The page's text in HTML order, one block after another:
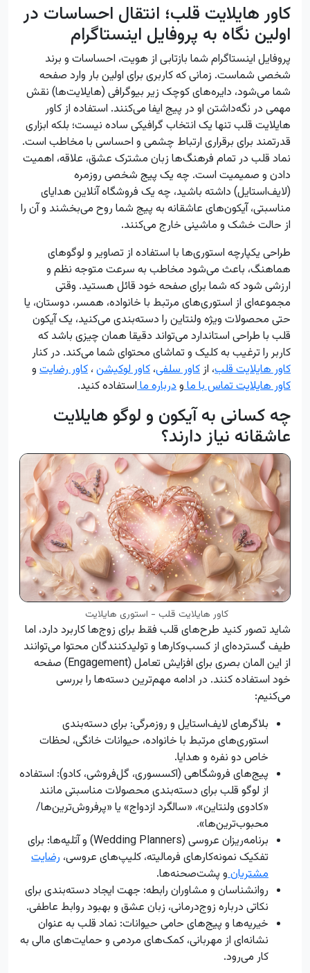
کاور هایلایت قلب؛ انتقال احساسات در
اولین نگاه به پروفایل اینستاگرام
پروفایل اینستاگرام شما بازتابی از هویت، احساسات و برند
شخصی شماست. زمانی که کاربری برای اولین بار وارد صفحه
شما می‌شود، دایره‌های کوچک زیر بیوگرافی (هایلایت‌ها) نقش
مهمی در نگه‌داشتن او در پیج ایفا می‌کنند. استفاده از کاور
هایلایت قلب تنها یک انتخاب گرافیکی ساده نیست؛ بلکه ابزاری
قدرتمند برای برقراری ارتباط چشمی و احساسی با مخاطب است.
نماد قلب در تمام فرهنگ‌ها زبان مشترک عشق، علاقه، اهمیت
دادن و صمیمیت است. چه یک پیج شخصی روزمره
(لایف‌استایل) داشته باشید، چه یک فروشگاه آنلاین هدایای
مناسبتی، آیکون‌های عاشقانه به پیج شما روح می‌بخشند و آن را
از حالت خشک و ماشینی خارج می‌کنند.
طراحی یکپارچه استوری‌ها با استفاده از تصاویر و لوگوهای
هماهنگ، باعث می‌شود مخاطب به سرعت متوجه نظم و
ارزشی شود که شما برای صفحه خود قائل هستید. وقتی
مجموعه‌ای از استوری‌های مرتبط با خانواده، همسر، دوستان، یا
حتی محصولات ویژه ولنتاین را دسته‌بندی می‌کنید، یک آیکون
قلب با طراحی استاندارد می‌تواند دقیقا همان چیزی باشد که
کاربر را ترغیب به کلیک و تماشای محتوای شما می‌کند. در کنار
کاور هایلایت قلب، ازکاور سلفی، کاور لوکیشن ، کاور رضایت و
کاور هایلایت تماس با ماودرباره مااستفاده کنید.
چه کسانی به آیکون و لوگو هایلایت
عاشقانه نیاز دارند؟
کاور هایلایت قلب - استوری هایلایت
شاید تصور کنید طرح‌های قلب فقط برای زوج‌ها کاربرد دارد، اما
طیف گسترده‌ای از کسب‌وکارها و تولیدکنندگان محتوا می‌توانند
از این المان بصری برای افزایش تعامل (Engagement) صفحه
خود استفاده کنند. در ادامه مهم‌ترین دسته‌ها را بررسی
می‌کنیم:
بلاگرهای لایف‌استایل و روزمرگی: برای دسته‌بندی
استوری‌های مرتبط با خانواده، حیوانات خانگی، لحظات
خاص دو نفره و هدایا.
پیج‌های فروشگاهی (اکسسوری، گل‌فروشی، کادو): استفاده
از لوگو قلب برای دسته‌بندی محصولات مناسبتی مانند
«کادوی ولنتاین»، «سالگرد ازدواج» یا «پرفروش‌ترین‌ها/
محبوب‌ترین‌ها».
برنامه‌ریزان عروسی (Wedding Planners) و آتلیه‌ها: برای
تفکیک نمونه‌کارهای فرمالیته، کلیپ‌های عروسی، رضایت
مشتریانو پشت‌صحنه‌ها.
روانشناسان و مشاوران رابطه: جهت ایجاد دسته‌بندی برای
نکاتی درباره زوج‌درمانی، زبان عشق و بهبود روابط عاطفی.
خیریه‌ها و پیج‌های حامی حیوانات: نماد قلب به عنوان
نشانه‌ای از مهربانی، کمک‌های مردمی و حمایت‌های مالی به
کار می‌رود.